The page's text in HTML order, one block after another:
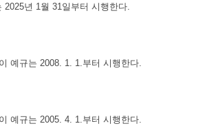
2025년 1월 31일부터 시행한다.
예규는 2008. 1. 1.부터 시행한다.
예규는 2005. 4. 1.부터 시행한다.